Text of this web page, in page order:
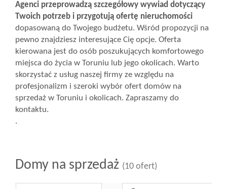
Agenci przeprowadzą szczegółowy wywiad dotyczący
Twoich potrzeb i przygotują ofertę nieruchomości
dopasowaną do Twojego budżetu. Wśród propozycji na
pewno znajdziesz interesujące Cię opcje. Oferta
kierowana jest do osób poszukujących komfortowego
miejsca do życia w Toruniu lub jego okolicach. Warto
skorzystać z usług naszej firmy ze względu na
profesjonalizm i szeroki wybór ofert domów na
sprzedaż w Toruniu i okolicach. Zapraszamy do
kontaktu.
.
Domy na sprzedaż (10 ofert)